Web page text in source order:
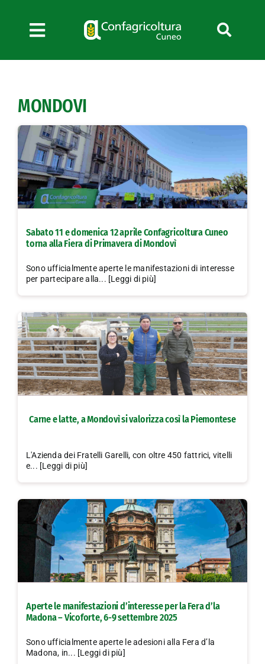
contenuto
Toggle
Navigation
News
Bandi
Formazione
Convenzioni
L’Agricoltore cuneese
Lavora con noi
MONDOVI
Sabato 11 e domenica 12 aprile Confagricoltura Cuneo
torna alla Fiera di Primavera di Mondovì
Sono ufficialmente aperte le manifestazioni di interesse
per partecipare alla... [Leggi di più]
Carne e latte, a Mondovì si valorizza così la Piemontese
L'Azienda dei Fratelli Garelli, con oltre 450 fattrici, vitelli
e... [Leggi di più]
Aperte le manifestazioni d’interesse per la Fera d’la
Madona – Vicoforte, 6-9 settembre 2025
Sono ufficialmente aperte le adesioni alla Fera d’la
Madona, in... [Leggi di più]